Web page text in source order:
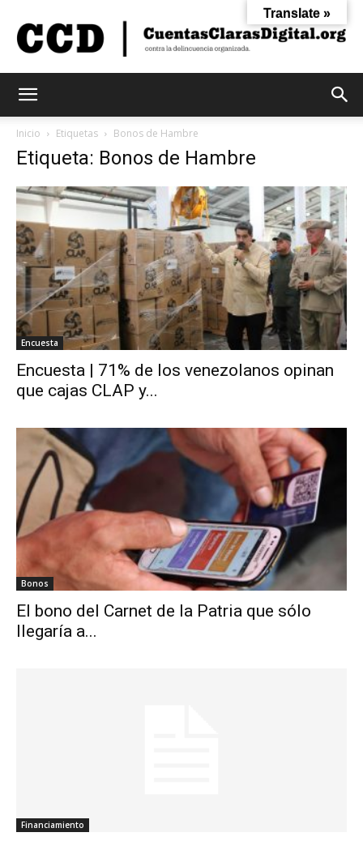
Digital
Inicio Etiquetas Bonos de Hambre
Etiqueta: Bonos de Hambre
Encuesta
Encuesta | 71% de los venezolanos opinan
que cajas CLAP y...
Bonos
El bono del Carnet de la Patria que sólo
llegaría a...
Financiamiento
Translate »